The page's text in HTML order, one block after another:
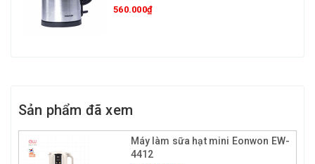
560.000₫
Sản phẩm đã xem
Máy làm sữa hạt mini Eonwon EW-
4412